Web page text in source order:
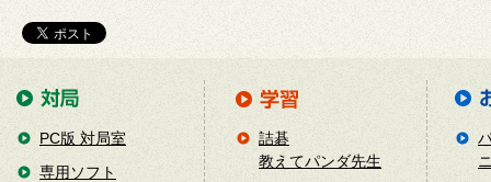
PC版 対局室
専用ソフト
詰碁
教えてパンダ先生